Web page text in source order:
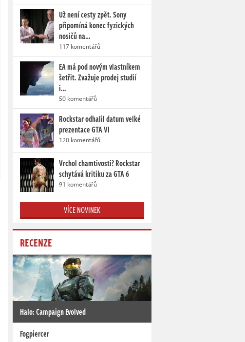
Už není cesty zpět. Sony
připomíná konec fyzických
nosičů na…
117 komentářů
EA má pod novým vlastníkem
šetřit. Zvažuje prodej studií
i…
50 komentářů
Rockstar odhalil datum velké
prezentace GTA VI
120 komentářů
Vrchol chamtivosti? Rockstar
schytává kritiku za GTA 6
91 komentářů
VÍCE NOVINEK
RECENZE
Halo: Campaign Evolved
Fogpiercer